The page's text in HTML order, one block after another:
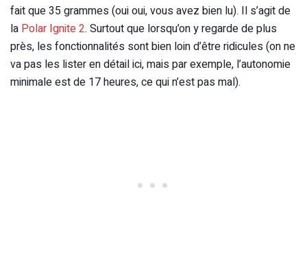
fait que 35 grammes (oui oui, vous avez bien lu). Il s’agit de
la Polar Ignite 2. Surtout que lorsqu’on y regarde de plus
près, les fonctionnalités sont bien loin d’être ridicules (on ne
va pas les lister en détail ici, mais par exemple, l’autonomie
minimale est de 17 heures, ce qui n’est pas mal).